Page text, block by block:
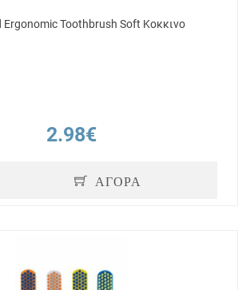
Ergonomic Toothbrush Soft Κοκκινο
2.98€
ΑΓΟΡΑ